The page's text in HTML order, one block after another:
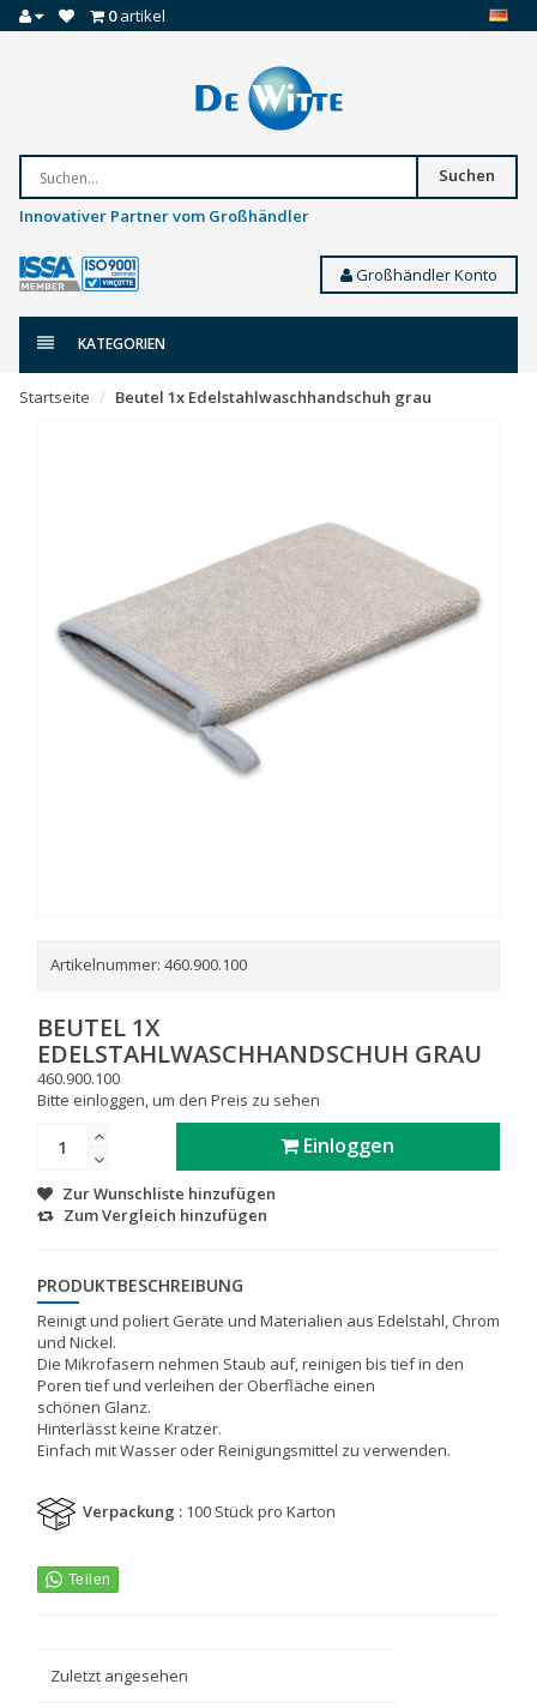
0artikel
Suchen
Innovativer Partner vom Großhändler
Großhändler Konto
KATEGORIEN
Startseite Beutel 1x Edelstahlwaschhandschuh grau
Artikelnummer: 460.900.100
BEUTEL 1X
EDELSTAHLWASCHHANDSCHUH GRAU
460.900.100
Bitte einloggen, um den Preis zu sehen
Einloggen
Zur Wunschliste hinzufügen
Zum Vergleich hinzufügen
PRODUKTBESCHREIBUNG
Reinigt und poliert Geräte und Materialien aus Edelstahl, Chrom
und Nickel.
Die Mikrofasern nehmen Staub auf, reinigen bis tief in den
Poren tief und verleihen der Oberfläche einen
schönen Glanz.
Hinterlässt keine Kratzer.
Einfach mit Wasser oder Reinigungsmittel zu verwenden.
Verpackung : 100 Stück pro Karton
Zuletzt angesehen